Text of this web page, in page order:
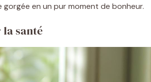
en un pur moment de bonheur.
santé